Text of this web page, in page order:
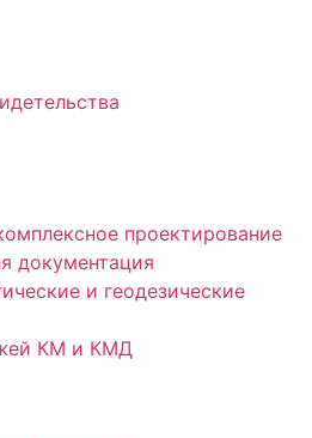
проектирование
документация
и геодезические
КМ и КМД